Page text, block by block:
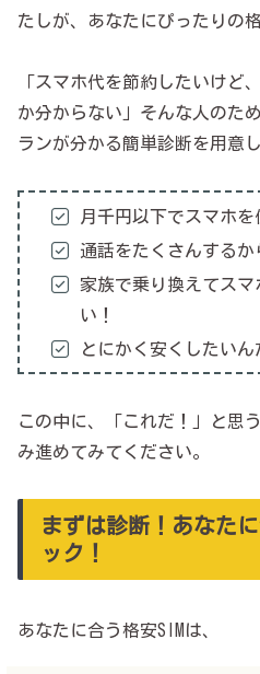
たしが、あなたにぴったりの
「スマホ代を節約したいけど
か分からない」そんな人のた
ランが分かる簡単診断を用意
月千円以下でスマホを
通話をたくさんするか
家族で乗り換えてス
い！
とにかく安くしたいん
この中に、「これだ！」と思
み進めてみてください。
まずは診断！あなた
ック！
あなたに合う格安SIMは、